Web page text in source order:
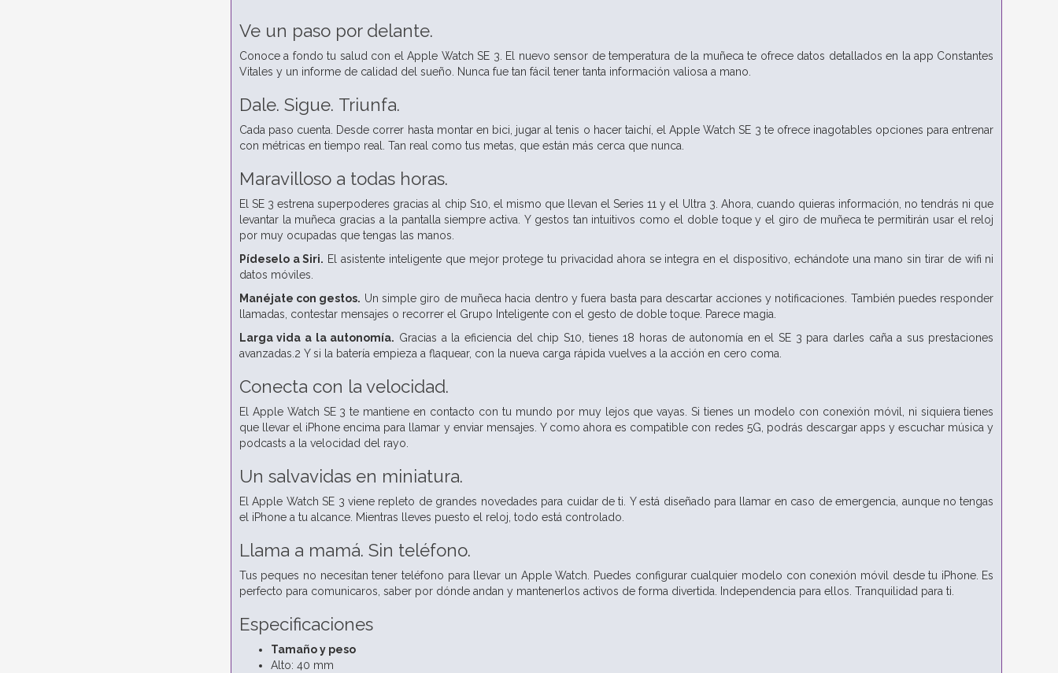
Ve un paso por delante.
Conoce a fondo tu salud con el Apple Watch SE 3. El nuevo sensor de temperatura de la muñeca te ofrece datos detallados en la app Constantes
Vitales y un informe de calidad del sueño. Nunca fue tan fácil tener tanta información valiosa a mano.
Dale. Sigue. Triunfa.
Cada paso cuenta. Desde correr hasta montar en bici, jugar al tenis o hacer taichí, el Apple Watch SE 3 te ofrece inagotables opciones para entrenar
con métricas en tiempo real. Tan real como tus metas, que están más cerca que nunca.
Maravilloso a todas horas.
El SE 3 estrena superpoderes gracias al chip S10, el mismo que llevan el Series 11 y el Ultra 3. Ahora, cuando quieras información, no tendrás ni que
levantar la muñeca gracias a la pantalla siempre activa. Y gestos tan intuitivos como el doble toque y el giro de muñeca te permitirán usar el reloj
por muy ocupadas que tengas las manos.
Pídeselo a Siri. El asistente inteligente que mejor protege tu privacidad ahora se integra en el dispositivo, echándote una mano sin tirar de wifi ni
datos móviles.
Manéjate con gestos. Un simple giro de muñeca hacia dentro y fuera basta para descartar acciones y notificaciones. También puedes responder
llamadas, contestar mensajes o recorrer el Grupo Inteligente con el gesto de doble toque. Parece magia.
Larga vida a la autonomía. Gracias a la eficiencia del chip S10, tienes 18 horas de autonomía en el SE 3 para darles caña a sus prestaciones
avanzadas.2 Y si la batería empieza a flaquear, con la nueva carga rápida vuelves a la acción en cero coma.
Conecta con la velocidad.
El Apple Watch SE 3 te mantiene en contacto con tu mundo por muy lejos que vayas. Si tienes un modelo con conexión móvil, ni siquiera tienes
que llevar el iPhone encima para llamar y enviar mensajes. Y como ahora es compatible con redes 5G, podrás descargar apps y escuchar música y
podcasts a la velocidad del rayo.
Un salvavidas en miniatura.
El Apple Watch SE 3 viene repleto de grandes novedades para cuidar de ti. Y está diseñado para llamar en caso de emergencia, aunque no tengas
el iPhone a tu alcance. Mientras lleves puesto el reloj, todo está controlado.
Llama a mamá. Sin teléfono.
Tus peques no necesitan tener teléfono para llevar un Apple Watch. Puedes configurar cualquier modelo con conexión móvil desde tu iPhone. Es
perfecto para comunicaros, saber por dónde andan y mantenerlos activos de forma divertida. Independencia para ellos. Tranquilidad para ti.
Especificaciones
Tamaño y peso
Alto: 40 mm